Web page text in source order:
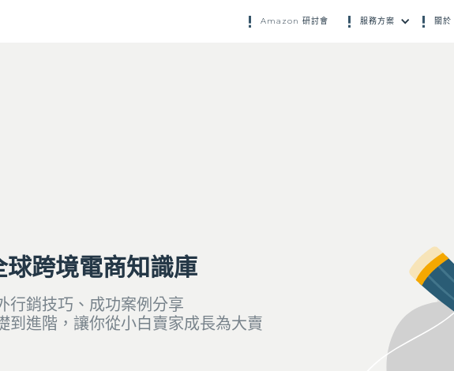
Amazon 研討會 服務方案 關
跨境電商知識庫
行銷技巧、成功案例分享
到進階，讓你從小白賣家成長為大賣